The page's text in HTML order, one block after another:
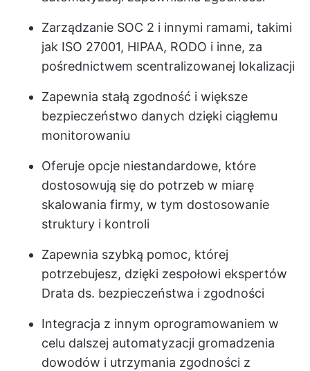
Zarządzanie SOC 2 i innymi ramami, takimi
jak ISO 27001, HIPAA, RODO i inne, za
pośrednictwem scentralizowanej lokalizacji
Zapewnia stałą zgodność i większe
bezpieczeństwo danych dzięki ciągłemu
monitorowaniu
Oferuje opcje niestandardowe, które
dostosowują się do potrzeb w miarę
skalowania firmy, w tym dostosowanie
struktury i kontroli
Zapewnia szybką pomoc, której
potrzebujesz, dzięki zespołowi ekspertów
Drata ds. bezpieczeństwa i zgodności
Integracja z innym oprogramowaniem w
celu dalszej automatyzacji gromadzenia
dowodów i utrzymania zgodności z